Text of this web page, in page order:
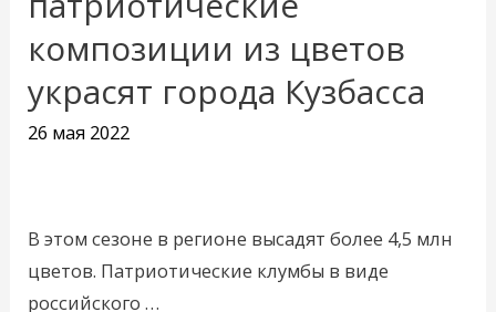
композиции из цветов
украсят города Кузбасса
26 мая 2022
В этом сезоне в регионе высадят более 4,5 млн
цветов. Патриотические клумбы в виде
российского …
композиции
из
цветов
украсят
города